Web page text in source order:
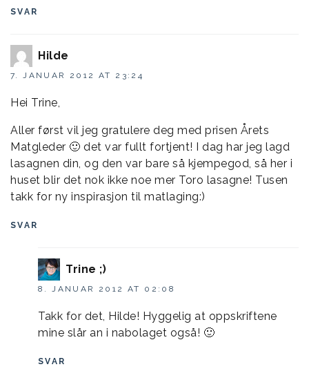
SVAR
Hilde
7. JANUAR 2012 AT 23:24
Hei Trine,
Aller først vil jeg gratulere deg med prisen Årets
Matgleder 🙂 det var fullt fortjent! I dag har jeg lagd
lasagnen din, og den var bare så kjempegod, så her i
huset blir det nok ikke noe mer Toro lasagne! Tusen
takk for ny inspirasjon til matlaging:)
SVAR
Trine ;)
8. JANUAR 2012 AT 02:08
Takk for det, Hilde! Hyggelig at oppskriftene
mine slår an i nabolaget også! 🙂
SVAR